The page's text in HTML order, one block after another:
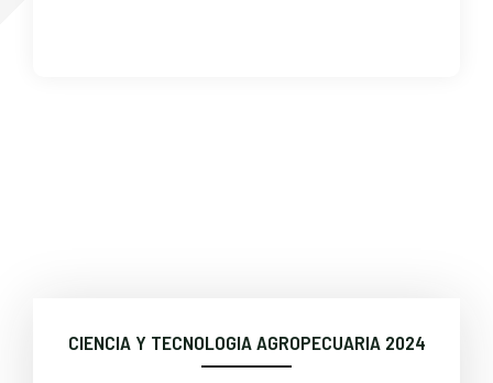
CIENCIA Y TECNOLOGIA AGROPECUARIA 2024